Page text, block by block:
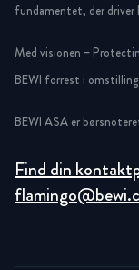
fundamentet, der
Med visionen –
BEWI forrest i
BEWI ASA er
Find din